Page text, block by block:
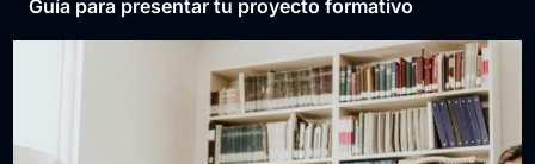
Guía para presentar tu proyecto formativo